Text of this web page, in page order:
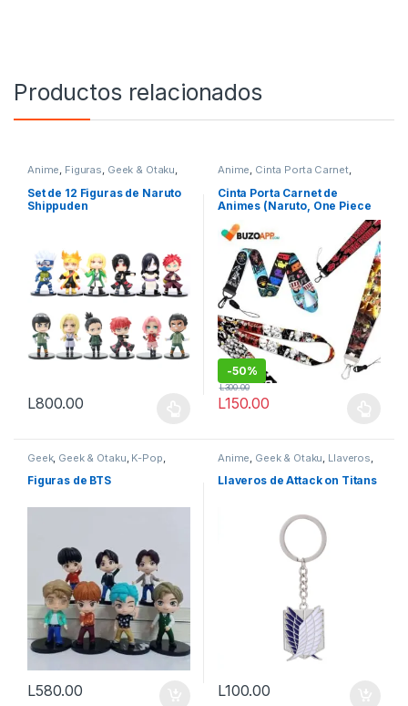
Productos relacionados
Anime, Figuras, Geek & Otaku,
Set de 12 Figuras de Naruto
Shippuden
L800.00
Anime, Cinta Porta Carnet,
Cinta Porta Carnet de
Animes (Naruto, One Piece
-50%
L150.00
L300.00
Geek, Geek & Otaku K-Pop
Otaku
Figuras de BTS
L580.00
Anime Geek & Otaku Llaveros
Llaveros de Attack on Titans
L100.00